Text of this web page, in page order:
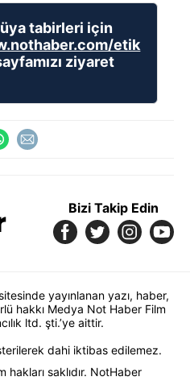
tabirleri için
etik
ziyaret
Bizi Takip Edin
yayınlanan yazı, haber,
hakkı Medya Not Haber Film
ltd. şti.’ye aittir.
dahi iktibas edilemez.
saklıdır. NotHaber